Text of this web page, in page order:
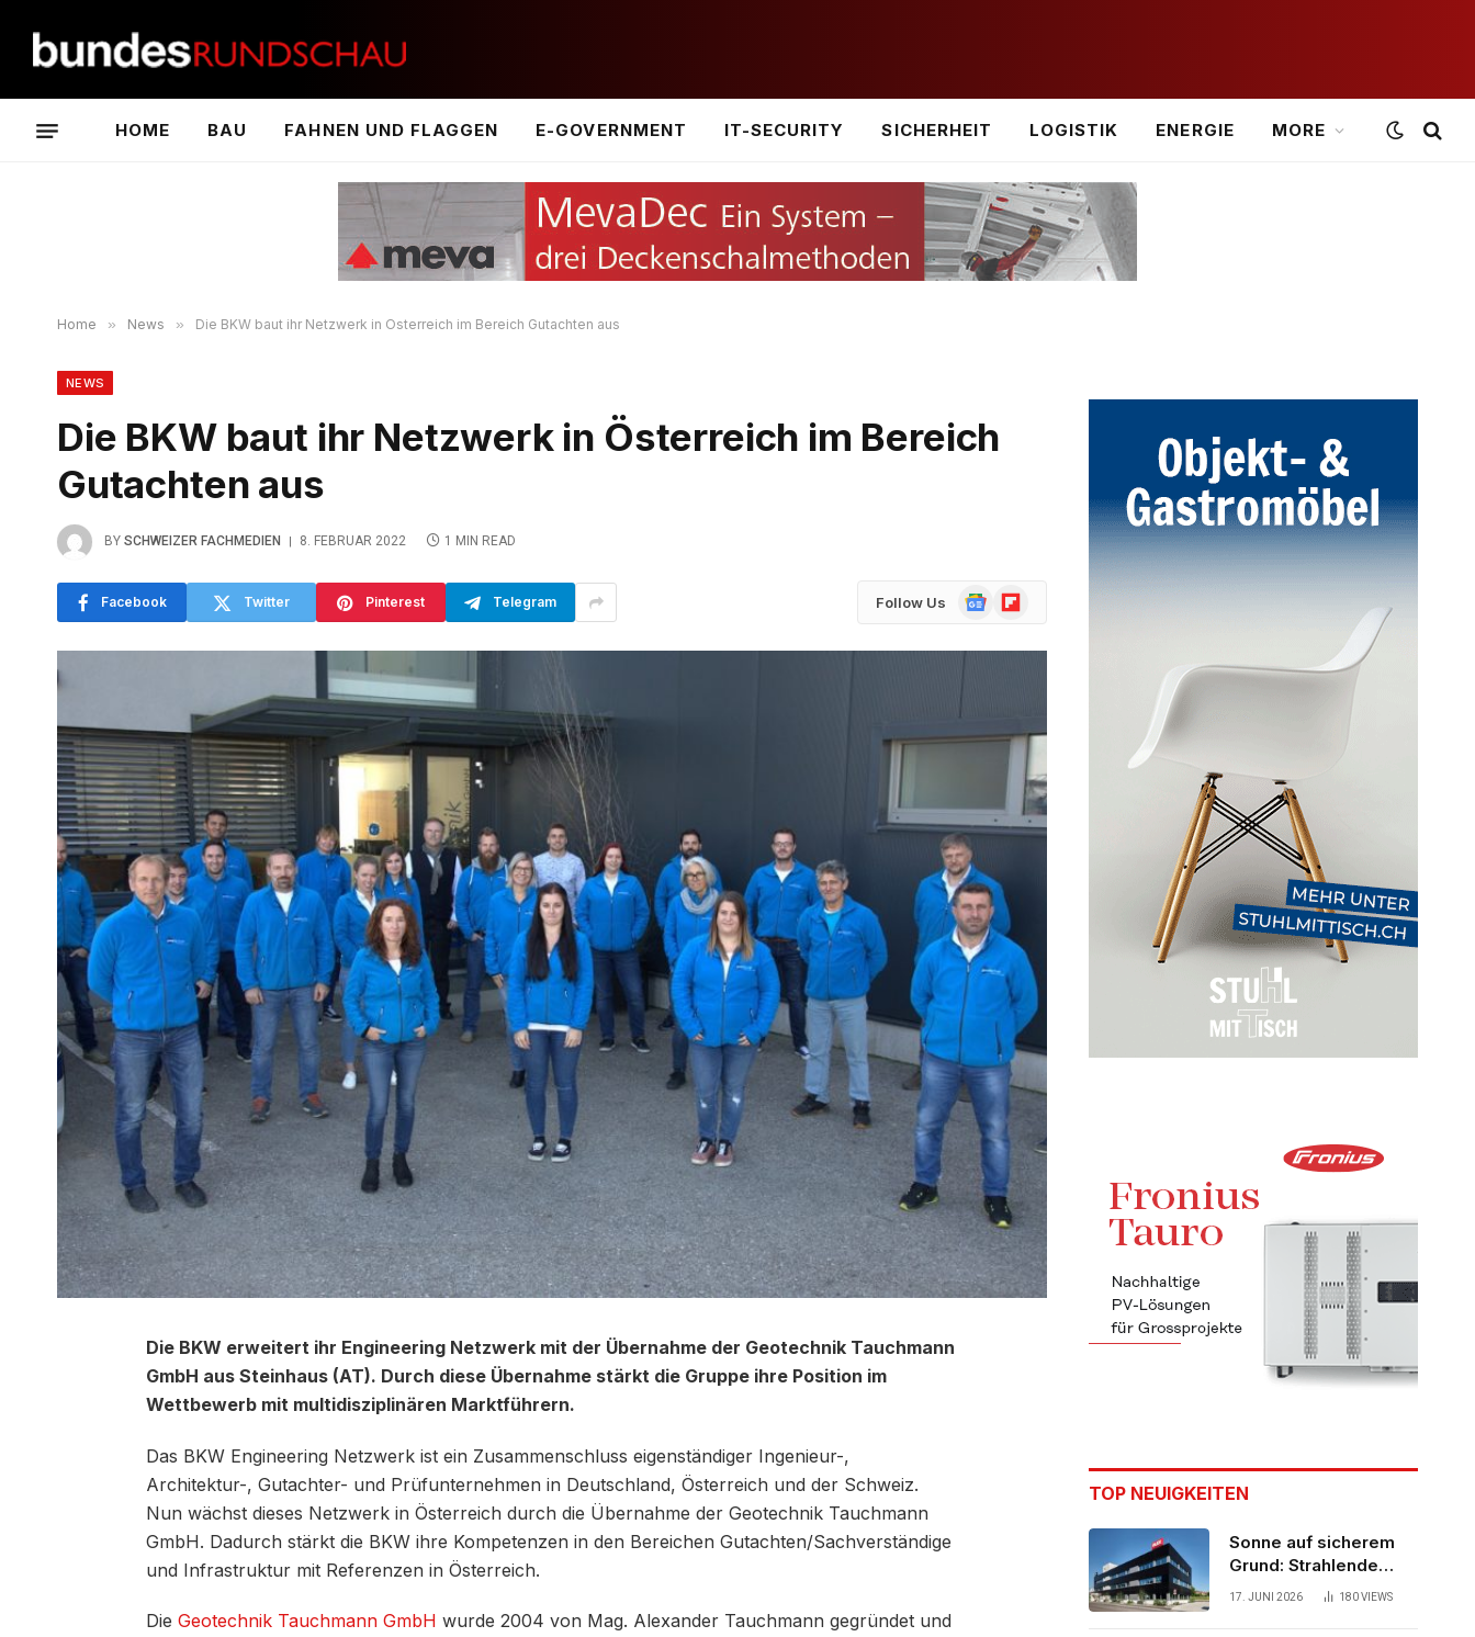
HOME BAU FAHNEN UND FLAGGEN E-GOVERNMENT IT-SECURITY SICHERHEIT LOGISTIK ENERGIE MORE
Home » News » Die BKW baut ihr Netzwerk in Österreich im Bereich Gutachten aus
NEWS
Die BKW baut ihr Netzwerk in Österreich im Bereich
Gutachten aus
BY SCHWEIZER FACHMEDIEN 8. FEBRUAR 2022 1 MIN READ
Facebook Twitter Pinterest Telegram Follow Us
GoogleFlipboard
Die BKW erweitert ihr Engineering Netzwerk mit der Übernahme der Geotechnik Tauchmann
GmbH aus Steinhaus (AT). Durch diese Übernahme stärkt die Gruppe ihre Position im
Wettbewerb mit multidisziplinären Marktführern.
Das BKW Engineering Netzwerk ist ein Zusammenschluss eigenständiger Ingenieur-,
Architektur-, Gutachter- und Prüfunternehmen in Deutschland, Österreich und der Schweiz.
Nun wächst dieses Netzwerk in Österreich durch die Übernahme der Geotechnik Tauchmann
GmbH. Dadurch stärkt die BKW ihre Kompetenzen in den Bereichen Gutachten/Sachverständige
und Infrastruktur mit Referenzen in Österreich.
Die Geotechnik Tauchmann GmbH wurde 2004 von Mag. Alexander Tauchmann gegründet und
TOP NEUIGKEITEN
Sonne auf sicherem
Grund: Strahlende
Aussichten für neues
17. JUNI 2026 180VIEWS